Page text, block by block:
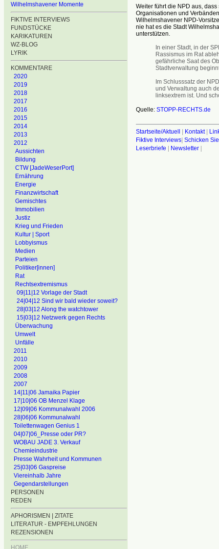
Wilhelmshavener Momente
FIKTIVE INTERVIEWS
FUNDSTÜCKE
KARIKATUREN
WZ-BLOG
LYRIK
KOMMENTARE
2020
2019
2018
2017
2016
2015
2014
2013
2012
Aussichten
Bildung
CTW [JadeWeserPort]
Ernährung
Energie
Finanzwirtschaft
Gemischtes
Immobilien
Justiz
Krieg und Frieden
Kultur | Sport
Lobbyismus
Medien
Parteien
Politiker[innen]
Rat
Rechtsextremismus
09|11|12 Vorlage der Stadt
24|04|12 Sind wir bald wieder soweit?
28|03|12 Along the watchtower
15|03|12 Netzwerk gegen Rechts
Überwachung
Umwelt
Unfälle
2011
2010
2009
2008
2007
14|11|06 Jamaika Papier
17|10|06 OB Menzel Klage
12|09|06 Kommunalwahl 2006
28|06|06 Kommunalwahl
Toilettenwagen Genius 1
04|07|06_Presse oder PR?
WOBAU JADE 3. Verkauf
Chemieindustrie
Presse Wahrheit und Kommunen
25|03|06 Gaspreise
Viereinhalb Jahre
Gegendarstellungen
PERSONEN
REDEN
APHORISMEN | ZITATE
LITERATUR - EMPFEHLUNGEN
REZENSIONEN
HOME
Weiter führt die NPD aus,
Organisationen und
Wilhelmshavener NPD-
nie hat es die Stadt
unterstützen.
In einer Stadt, in der
Rassismus im Rat
gefährliche Saat des
Stadtverwaltung
Im Schlusssatz der
und Verwaltung auch
linksextrem ist. Und
Quelle: STOPP-RECHTS.de
Startseite/Aktuell | Kontakt|
Fiktive Interviews| Schicken
Leserbriefe | Newsletter|